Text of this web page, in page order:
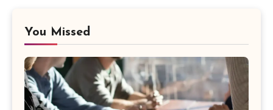
You Missed